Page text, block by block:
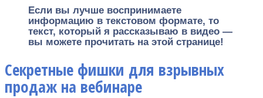
Если вы лучше воспринимаете
информацию в текстовом формате, то
текст, который я рассказываю в видео —
вы можете прочитать на этой странице!
Секретные фишки для взрывных
продаж на вебинаре